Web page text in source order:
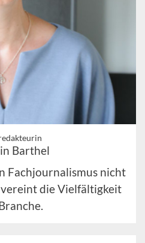
Barthel
Fachjournalismus nicht
vereint die Vielfältigkeit